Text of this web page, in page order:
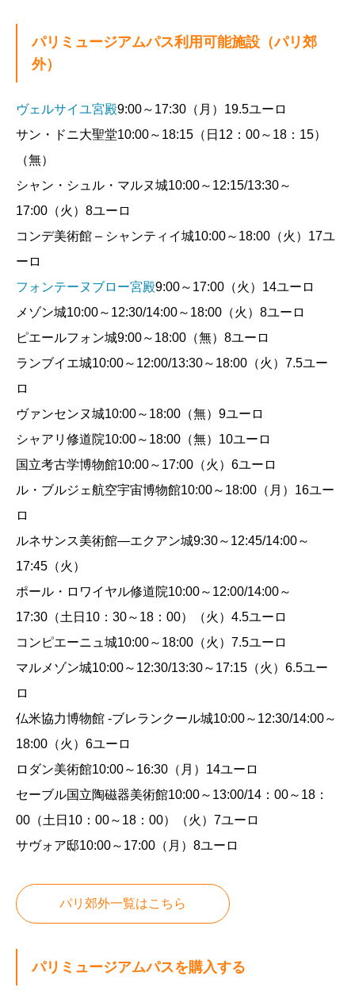
パリミュージアムパス利用可能施設（パリ郊
外）
ヴェルサイユ宮殿9:00～17:30（月）19.5ユーロ
サン・ドニ大聖堂10:00～18:15（日12：00～18：15）
（無）
シャン・シュル・マルヌ城10:00～12:15/13:30～
17:00（火）8ユーロ
コンデ美術館 – シャンティイ城10:00～18:00（火）17ユ
ーロ
フォンテーヌブロー宮殿9:00～17:00（火）14ユーロ
メゾン城10:00～12:30/14:00～18:00（火）8ユーロ
ピエールフォン城9:00～18:00（無）8ユーロ
ランブイエ城10:00～12:00/13:30～18:00（火）7.5ユー
ロ
ヴァンセンヌ城10:00～18:00（無）9ユーロ
シャアリ修道院10:00～18:00（無）10ユーロ
国立考古学博物館10:00～17:00（火）6ユーロ
ル・ブルジェ航空宇宙博物館10:00～18:00（月）16ユー
ロ
ルネサンス美術館―エクアン城9:30～12:45/14:00～
17:45（火）
ポール・ロワイヤル修道院10:00～12:00/14:00～
17:30（土日10：30～18：00）（火）4.5ユーロ
コンピエーニュ城10:00～18:00（火）7.5ユーロ
マルメゾン城10:00～12:30/13:30～17:15（火）6.5ユー
ロ
仏米協力博物館 -ブレランクール城10:00～12:30/14:00～
18:00（火）6ユーロ
ロダン美術館10:00～16:30（月）14ユーロ
セーブル国立陶磁器美術館10:00～13:00/14：00～18：
00（土日10：00～18：00）（火）7ユーロ
サヴォア邸10:00～17:00（月）8ユーロ
パリ郊外一覧はこちら
パリミュージアムパスを購入する